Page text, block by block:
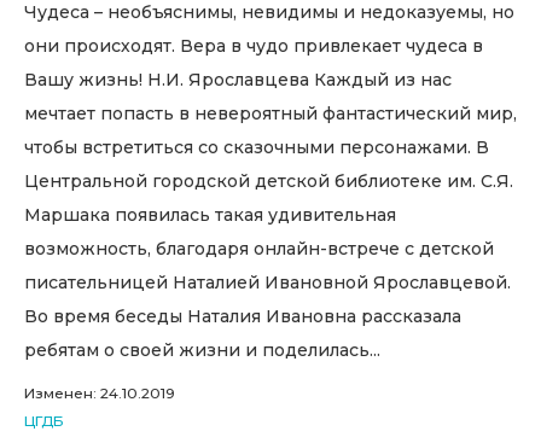
Чудеса – необъяснимы, невидимы и недоказуемы, но
они происходят. Вера в чудо привлекает чудеса в
Вашу жизнь! Н.И. Ярославцева Каждый из нас
мечтает попасть в невероятный фантастический мир,
чтобы встретиться со сказочными персонажами. В
Центральной городской детской библиотеке им. С.Я.
Маршака появилась такая удивительная
возможность, благодаря онлайн-встрече с детской
писательницей Наталией Ивановной Ярославцевой.
Во время беседы Наталия Ивановна рассказала
ребятам о своей жизни и поделилась...
Изменен: 24.10.2019
ЦГДБ